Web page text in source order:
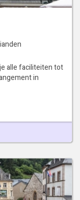
alle faciliteiten tot
in